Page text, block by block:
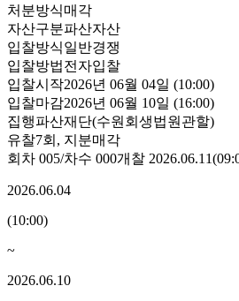
처분방식매각
자산구분파산자산
입찰방식일반경쟁
입찰방법전자입찰
입찰시작2026년 06월 04일 (10:00)
입찰마감2026년 06월 10일 (16:00)
집행파산재단(수원회생법원관할)
유찰7회 , 지분매각
회차 005/차수 000개찰 2026.06.11(
2026.06.04
(10:00)
~
2026.06.10